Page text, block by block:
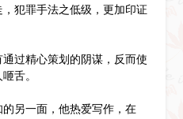
犯罪手法之低级，更加印证
过精心策划的阴谋，反而使
舌。
另一面，他热爱写作，在